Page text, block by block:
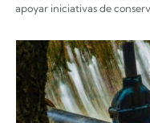
apoyar iniciativas de